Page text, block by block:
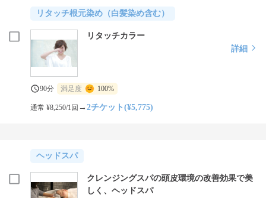
リタッチ根元染め（白髪染め含む）
リタッチカラー
詳細
90分 満足度 100%
通常 ¥8,250/1回 →2チケット(¥5,775)
ヘッドスパ
クレンジングスパの頭皮環境の改善効果で美
しく、ヘッドスパ